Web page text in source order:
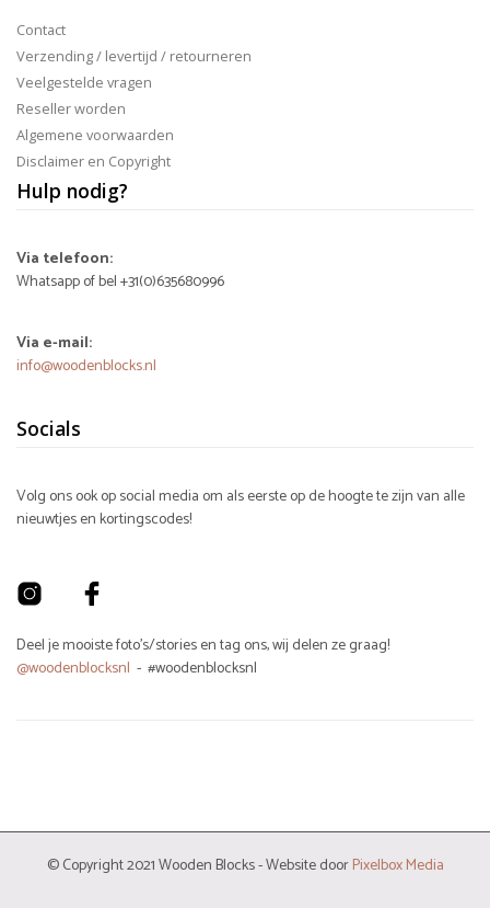
Contact
Verzending / levertijd / retourneren
Veelgestelde vragen
Reseller worden
Algemene voorwaarden
Disclaimer en Copyright
Hulp nodig?
Via telefoon:
Whatsapp of bel +31(0)635680996
Via e-mail:
info@woodenblocks.nl
Socials
Volg ons ook op social media om als eerste op de hoogte te zijn van alle
nieuwtjes en kortingscodes!
Deel je mooiste foto's/stories en tag ons, wij delen ze graag!
@woodenblocksnl - #woodenblocksnl
© Copyright 2021 Wooden Blocks - Website doorPixelbox Media